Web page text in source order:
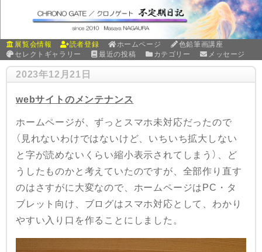
展覧会情報 読者登録 ホームページ
色鉛筆画講座
セレクトギャラリー
最近の投稿 カテゴリー メッセージ
2023年12月21日
webサイトのメンテナンス
ホームページが、ずっとスマホ未対応だったので
（見れないわけではないけど、いちいち拡大しない
と字が読めないくらい縮小表示されてしまう）、ど
うしたものかと考えていたのですが、全部作り直す
のはさすがに大変なので、ホームページはPC・タ
ブレット向け、ブログはスマホ対応として、わかり
やすい入り口を作ることにしました。